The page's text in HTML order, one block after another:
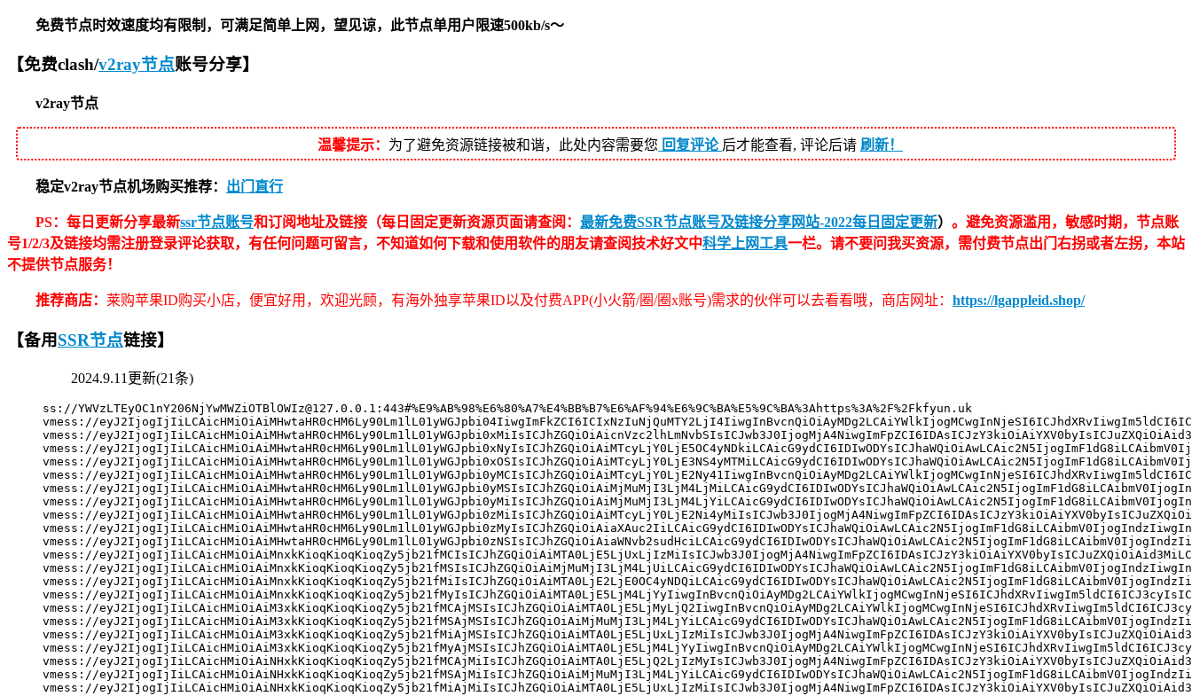
免费节点时效速度均有限制，可满足简单上网，望见谅，此节点单用户限速500kb/s～
【免费clash/v2ray节点账号分享】
v2ray节点
温馨提示： 为了避免资源链接被和谐，此处内容需要您 回复评论 后才能查看, 评论后请 刷新！
稳定v2ray节点机场购买推荐： 出门直行
PS：每日更新分享最新ssr节点账号和订阅地址及链接（每日固定更新资源页面请查阅： 最新免费SSR节点账号及链接分享网站-2022每日固定更新） 。避免资源滥用，敏感时期，节点账
号1/2/3及链接均需注册登录评论获取，有任何问题可留言，不知道如何下载和使用软件的朋友请查阅技术好文中科学上网工具一栏。请不要问我买资源，需付费节点出门右拐或者左拐，本站
不提供节点服务！
推荐商店： 莱购苹果ID购买小店，便宜好用，欢迎光顾，有海外独享苹果ID以及付费APP(小火箭/圈/圈x账号)需求的伙伴可以去看看哦，商店网址： https://lgappleid.shop/
【备用SSR节点链接】
2024.9.11更新(21条)
ss://YWVzLTEyOC1nY206NjYwMWZiOTBlOWIz@127.0.0.1 :443#%E9%AB%98%E6%80%A7%E4%BB%B7%E6%AF%94%E6%9C%BA%E5%9C%BA%3Ahttps%3A%2F%2Fkfyun.uk
vmess://
vmess://
vmess://
vmess://
vmess://
vmess://
vmess://
vmess://
vmess://
vmess://
vmess://
vmess://
vmess://
vmess://
vmess://
vmess://
vmess://
vmess://
vmess://
vmess://
vmess://